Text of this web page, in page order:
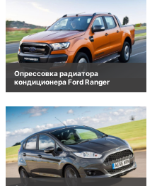
Опрессовка радиатора
кондиционера Ford Ranger